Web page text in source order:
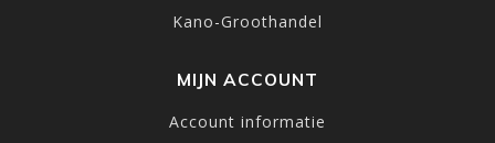
Kano-Groothandel
MIJN ACCOUNT
Account informatie